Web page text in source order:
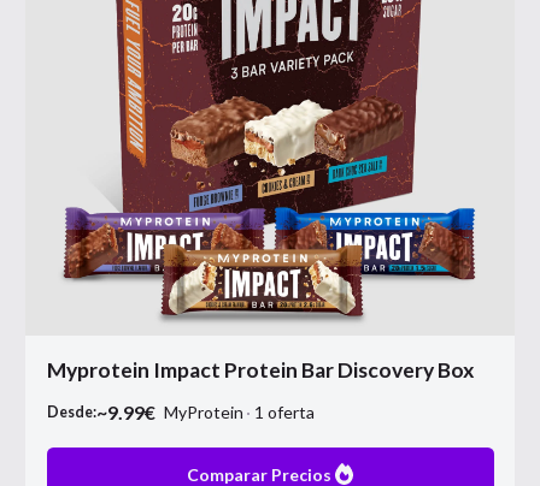
Myprotein Impact Protein Bar Discovery Box
Desde:~9.99€ MyProtein 1 oferta
Comparar Precios